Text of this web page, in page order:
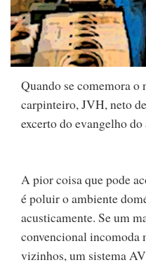
Quando se comemora
carpinteiro, JVH, neto
excerto do evangelho
A pior coisa que pode
é poluir o ambiente
acusticamente. Se um
convencional incomoda
vizinhos, um sistema